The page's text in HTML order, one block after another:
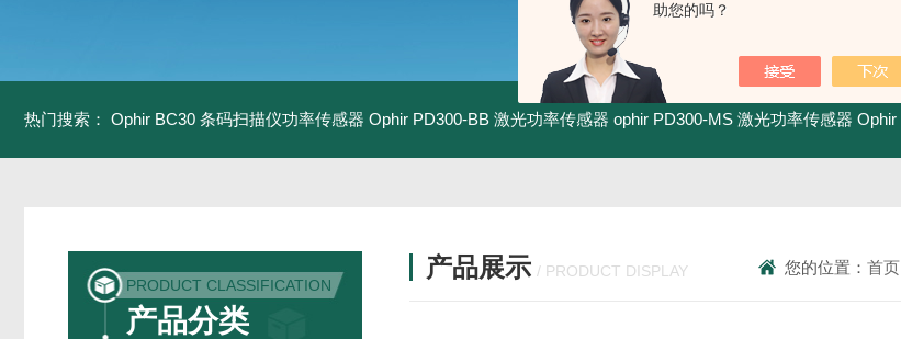
助您的吗？
热门搜索： Ophir BC30 条码扫描仪功率传感器 Ophir PD300-BB 激光功率传感器 ophir PD300-MS 激光功率传感器 Ophir PD300R-3W 激光功率传感器
PRODUCT CLASSIFICATION
产品分类
产品展示 / PRODUCT DISPLAY 您的位置：首页